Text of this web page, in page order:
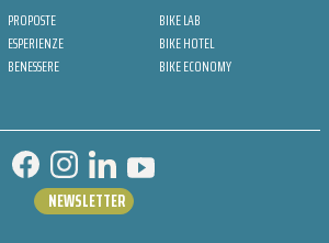
PROPOSTE
ESPERIENZE
BENESSERE
BIKE LAB
BIKE HOTEL
BIKE ECONOMY
NEWSLETTER